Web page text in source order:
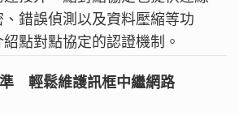
錯誤偵測以及資料壓縮等功
點對點協定的認證機制。
輕鬆維護訊框中繼網路